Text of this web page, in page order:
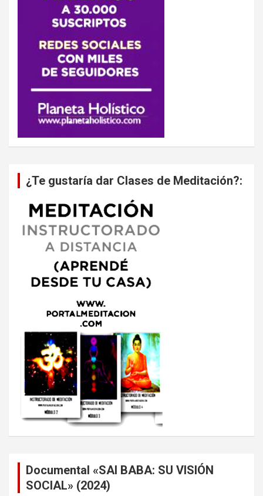
¿Te gustaría dar Clases de Meditación?:
Documental «SAI BABA: SU VISIÓN
SOCIAL» (2024)